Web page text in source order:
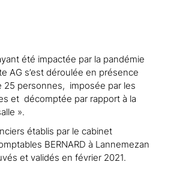
été impactée par la pandémie
AG s’est déroulée en présence
25 personnes, imposée par les
et décomptée par rapport à la
».
établis par le cabinet
BERNARD à Lannemezan
et validés en février 2021.